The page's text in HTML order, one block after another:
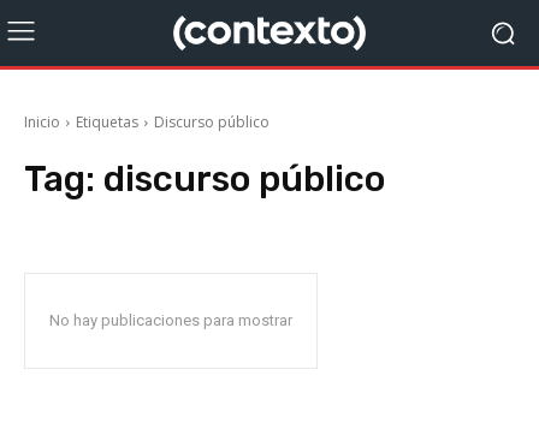
Inicio Etiquetas Discurso público
Tag: discurso público
No hay publicaciones para mostrar